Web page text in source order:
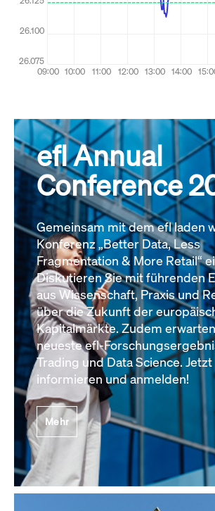
efl Annual
Conference
Gemeinsam mit dem efl laden
Konferenz „Better Data, Less
Fragmentation & More Retail“
Diskutieren Sie mit führenden
aus Wissenschaft, Praxis und
über die Zukunft der
Kapitalmärkte. Zudem
neueste efl-
Trading und Data Science. Jetzt
informieren und anmelden!
Mehr